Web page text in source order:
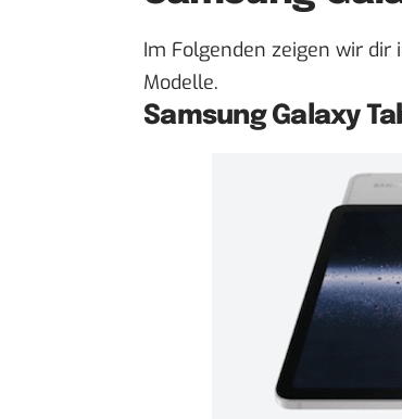
Im Folgenden zeigen wir
Modelle.
Samsung Galaxy